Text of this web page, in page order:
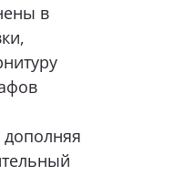
в
ОТПРАВИТЬ